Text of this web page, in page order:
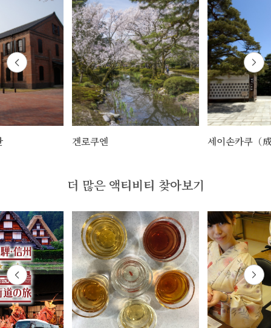
겐로쿠엔 세이손카쿠（
더 많은 액티비티 찾아보기